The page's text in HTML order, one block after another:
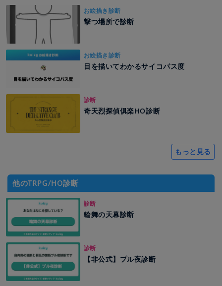
お絵描き診断
撃つ場所で診断
お絵描き診断
目を描いてわかるサイコパス度
診断
奇天烈探偵俱楽HO診断
もっと見る
他のTRPG/HO診断
診断
輪舞の天幕診断
診断
【非公式】プル夜診断